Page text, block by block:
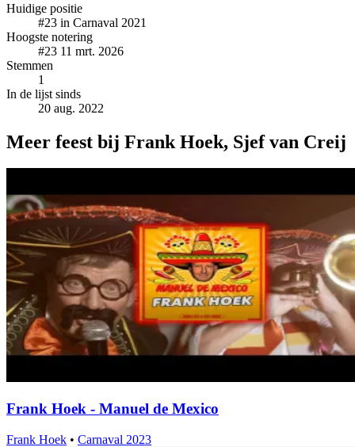
Huidige positie
#23 in Carnaval 2021
Hoogste notering
#23 11 mrt. 2026
Stemmen
1
In de lijst sinds
20 aug. 2022
Meer feest bij Frank Hoek, Sjef van Creij
Frank Hoek - Manuel de Mexico
Frank Hoek • Carnaval 2023